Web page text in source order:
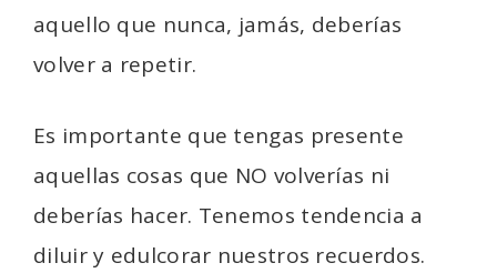
aquello que nunca, jamás, deberías
volver a repetir.
Es importante que tengas presente
aquellas cosas que NO volverías ni
deberías hacer. Tenemos tendencia a
diluir y edulcorar nuestros recuerdos.